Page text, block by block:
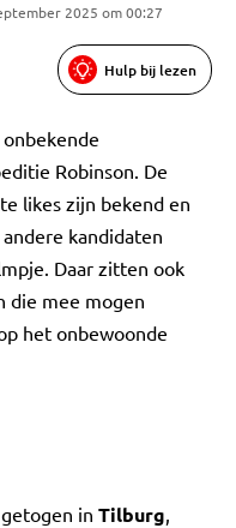
2025 om 00:27
Hulp bij lezen
Robinson. De
likes zijn bekend en
kandidaten
Daar zitten ook
die mee mogen
het onbewoonde
in Tilburg,